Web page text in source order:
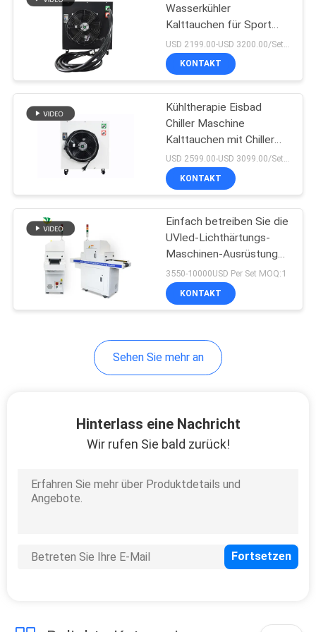
Keimtötendes
UVlicht LED
88
UVC Luft-
Reinigungs-System
Kurierender UVofen
Druckmaschine
Wasserkühler
Kalttauchen für Sport
Erholung Eisbad
Wasserkühler
KONTAKT
Kühltherapie Eisbad
Chiller Maschine
Kalttauchen mit Chiller
für Athleten
USD 2599.00-USD 3099.00/Set MOQ:1SET
KONTAKT
Einfach betreiben Sie die
UVled-Lichthärtungs-
Maschinen-Ausrüstung
UVled Maschinen-
Trockner kurierend
3550-10000USD Per Set MOQ:1
KONTAKT
Sehen Sie mehr an
Hinterlass eine Nachricht
Wir rufen Sie bald zurück!